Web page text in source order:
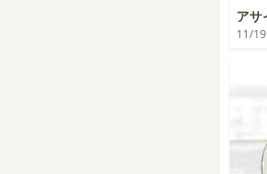
アサ
11/